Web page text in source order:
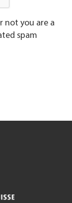
not you are a
spam